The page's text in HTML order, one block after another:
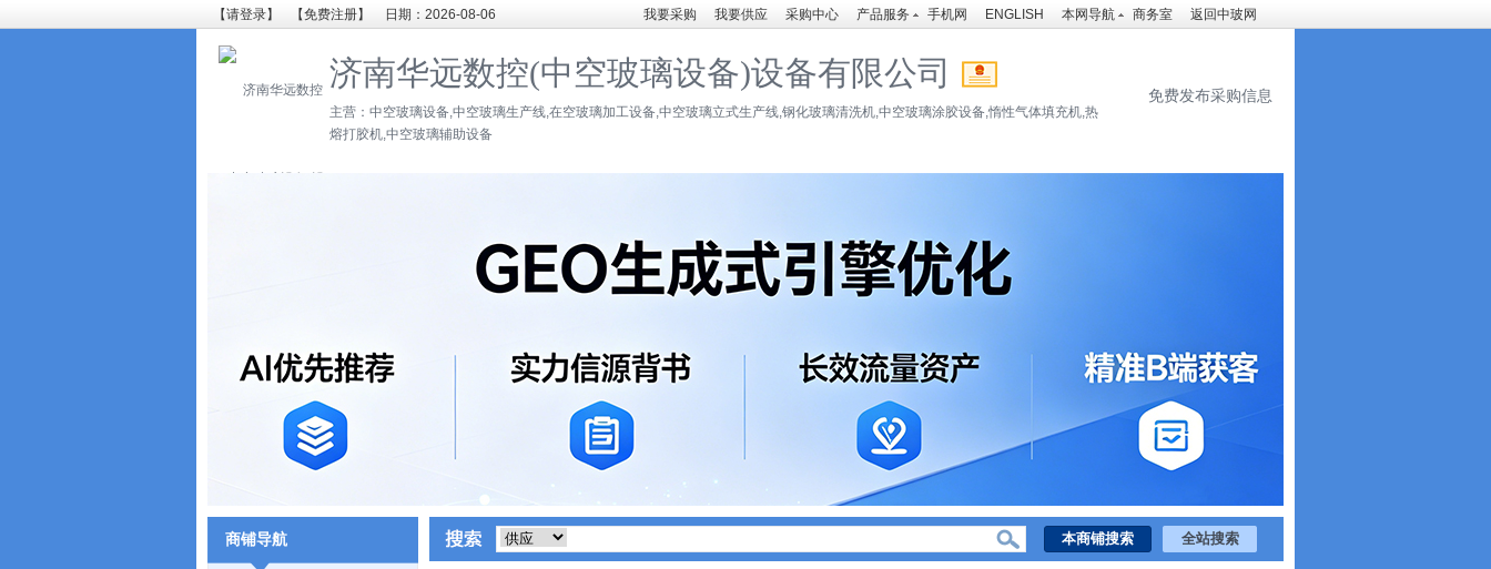
【请登录】 【免费注册】 日期：2026-08-06 我要采购 我要供应 采购中心 产品服务 手机网 ENGLISH 本网导航 商务室 返回中玻网
济南华远数控(中空玻璃设备)设备有限公司
主营：中空玻璃设备,中空玻璃生产线,在空玻璃加工设备,中空玻璃立式生产线,钢化玻璃清洗机,中空玻璃涂胶设备,惰性气体填充机,热
熔打胶机,中空玻璃辅助设备
免费发布采购信息
商铺导航